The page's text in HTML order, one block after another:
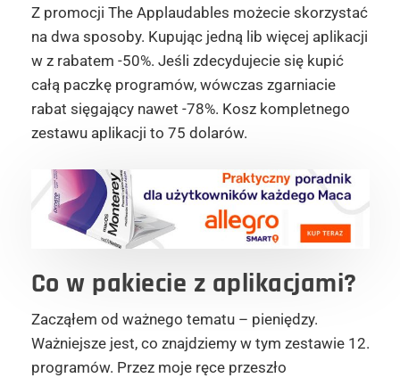
Z promocji The Applaudables możecie skorzystać
na dwa sposoby. Kupując jedną lib więcej aplikacji
w z rabatem -50%. Jeśli zdecydujecie się kupić
całą paczkę programów, wówczas zgarniacie
rabat sięgający nawet -78%. Kosz kompletnego
zestawu aplikacji to 75 dolarów.
Co w pakiecie z aplikacjami?
Zacząłem od ważnego tematu – pieniędzy.
Ważniejsze jest, co znajdziemy w tym zestawie 12.
programów. Przez moje ręce przeszło